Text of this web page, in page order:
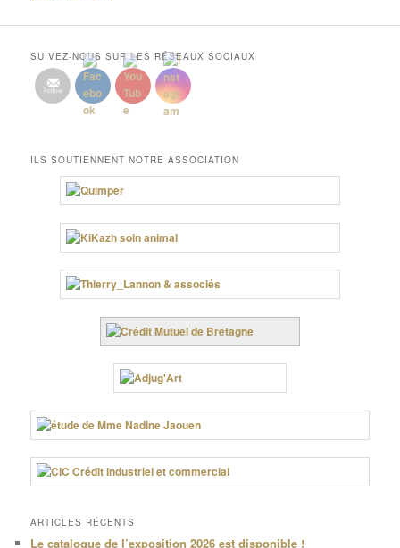
SUIVEZ-NOUS SUR LES RÉSEAUX SOCIAUX
ILS SOUTIENNENT NOTRE ASSOCIATION
ARTICLES RÉCENTS
Le catalogue de l’exposition 2026 est disponible !